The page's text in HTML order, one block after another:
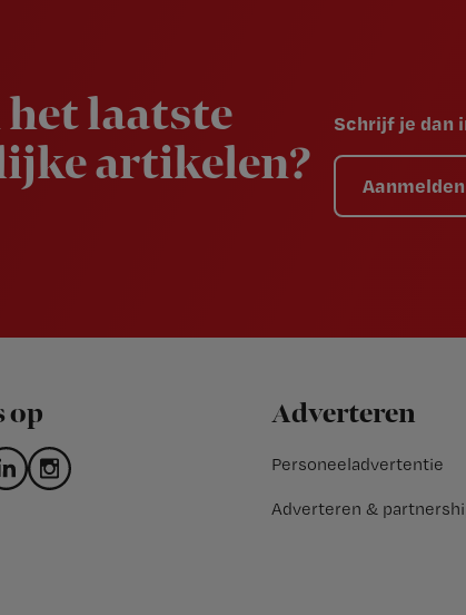
laatste
artikelen?
Schrijf je dan
Aanmelden
op Adverteren
Personeeladvertentie
Adverteren &